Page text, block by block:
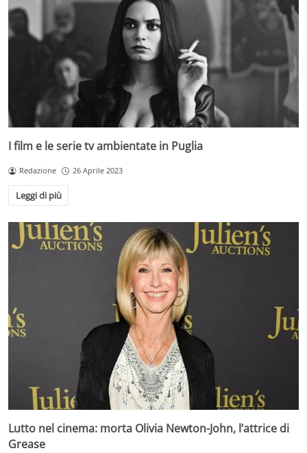
I film e le serie tv ambientate in Puglia
Redazione 26 Aprile 2023
Leggi di più
Lutto nel cinema: morta Olivia Newton-John, l’attrice di
Grease